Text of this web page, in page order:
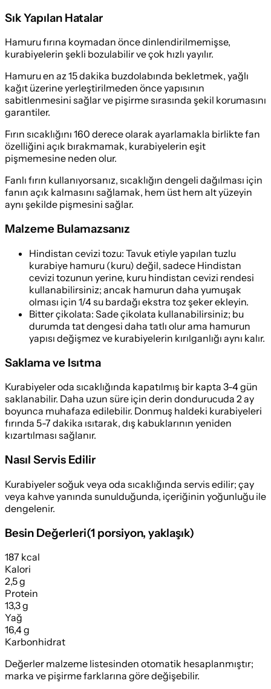
Sık Yapılan Hatalar
Hamuru fırına koymadan önce dinlendirilmemişse,
kurabiyelerin şekli bozulabilir ve çok hızlı yayılır.
Hamuru en az 15 dakika buzdolabında bekletmek, yağlı
kağıt üzerine yerleştirilmeden önce yapısının
sabitlenmesini sağlar ve pişirme sırasında şekil korumasını
garantiler.
Fırın sıcaklığını 160 derece olarak ayarlamakla birlikte fan
özelliğini açık bırakmamak, kurabiyelerin eşit
pişmemesine neden olur.
Fanlı fırın kullanıyorsanız, sıcaklığın dengeli dağılması için
fanın açık kalmasını sağlamak, hem üst hem alt yüzeyin
aynı şekilde pişmesini sağlar.
Malzeme Bulamazsanız
Hindistan cevizi tozu: Tavuk etiyle yapılan tuzlu
kurabiye hamuru (kuru) değil, sadece Hindistan
cevizi tozunun yerine, kuru hindistan cevizi rendesi
kullanabilirsiniz; ancak hamurun daha yumuşak
olması için 1/4 su bardağı ekstra toz şeker ekleyin.
Bitter çikolata: Sade çikolata kullanabilirsiniz; bu
durumda tat dengesi daha tatlı olur ama hamurun
yapısı değişmez ve kurabiyelerin kırılganlığı aynı kalır.
Saklama ve Isıtma
Kurabiyeler oda sıcaklığında kapatılmış bir kapta 3-4 gün
saklanabilir. Daha uzun süre için derin dondurucuda 2 ay
boyunca muhafaza edilebilir. Donmuş haldeki kurabiyeleri
fırında 5-7 dakika ısıtarak, dış kabuklarının yeniden
kızartılması sağlanır.
Nasıl Servis Edilir
Kurabiyeler soğuk veya oda sıcaklığında servis edilir; çay
veya kahve yanında sunulduğunda, içeriğinin yoğunluğu ile
dengelenir.
Besin Değerleri(1 porsiyon, yaklaşık)
187 kcal
Kalori
2,5 g
Protein
13,3 g
Yağ
16,4 g
Karbonhidrat
Değerler malzeme listesinden otomatik hesaplanmıştır;
marka ve pişirme farklarına göre değişebilir.